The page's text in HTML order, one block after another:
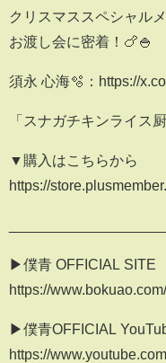
クリスマススペシャル
お渡し会に密着！🍗🍚
須永 心海🫧：https://
「スナガチキンライス
▼購入はこちらから
https://
▶僕青 OFFICIAL SITE
https://www.bokuao.com/
▶僕青OFFICIAL
https://